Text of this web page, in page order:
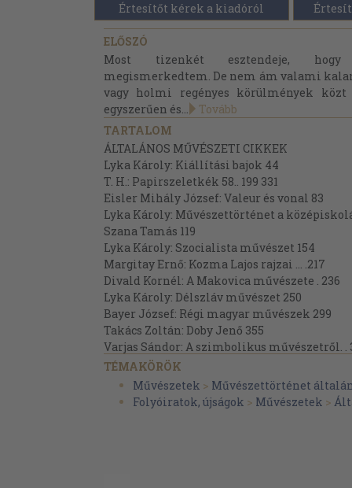
Értesítőt kérek a kiadóról
ELŐSZÓ
Most tizenkét esztendeje, hogy
megismerkedtem. De nem ám valami
vagy holmi regényes körülmények közt
egyszerűen és...
Tovább
TARTALOM
ÁLTALÁNOS MŰVÉSZETI CIKKEK
Lyka Károly: Kiállítási bajok 44
T. H.: Papirszeletkék 58.. 199 331
Eisler Mihály József: Valeur és vonal 83
Lyka Károly: Művészettörténet a
Szana Tamás 119
Lyka Károly: Szocialista művészet 154
Margitay Ernő: Kozma Lajos rajzai ... .217
Divald Kornél: A Makovica művészete . 236
Lyka Károly: Délszláv művészet 250
Bayer József: Régi magyar művészek 299
Takács Zoltán: Doby Jenő 355
Varjas Sándor: A szimbolikus művészetről. .
FESTÉSZET
Laban Ferdinánd: A Paczka művészpár
Lázár Béla: Gauguin 34
P -r L.: Régi képekről 51
Körősfői Aladár: Gálién-Kalela Axeli
TÉMAKÖRÖK
Művészetek > Művészettörténet
Folyóiratok, újságok > Művészetek >